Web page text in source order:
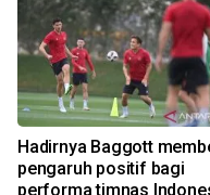
Hadirnya Baggott
pengaruh positif bagi
performa timnas